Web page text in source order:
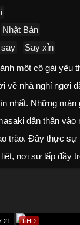
Nhật Bản
Say xỉn
một cô gái
về nhà nghỉ ngơi
nhất. Những
dấn thân
trào. Đây thực
nơi sự lấp đầy
FHD